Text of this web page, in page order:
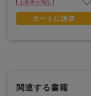
お取寄せ商品
カートに追加
関連する書籍